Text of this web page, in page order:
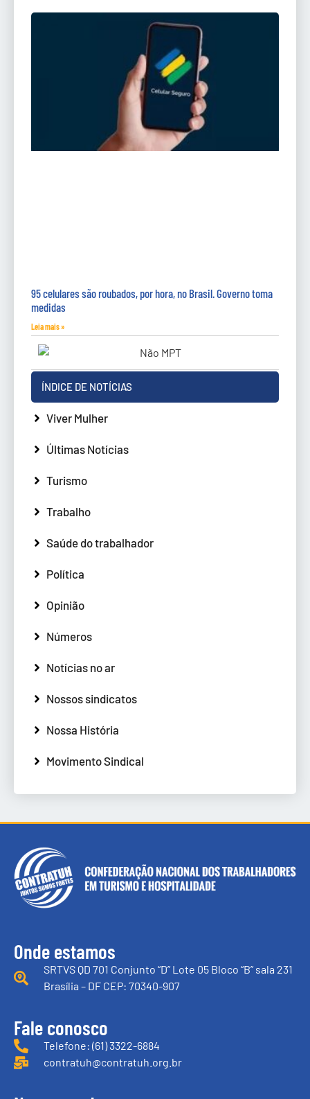
95 celulares são roubados, por hora, no Brasil. Governo toma
medidas
Leia mais »
ÍNDICE DE NOTÍCIAS
Viver Mulher
Últimas Notícias
Turismo
Trabalho
Saúde do trabalhador
Política
Opinião
Números
Notícias no ar
Nossos sindicatos
Nossa História
Movimento Sindical
Onde estamos
SRTVS QD 701 Conjunto “D” Lote 05 Bloco “B” sala 231
Brasília – DF CEP: 70340-907
Fale conosco
Telefone: (61) 3322-6884
contratuh@contratuh.org.br